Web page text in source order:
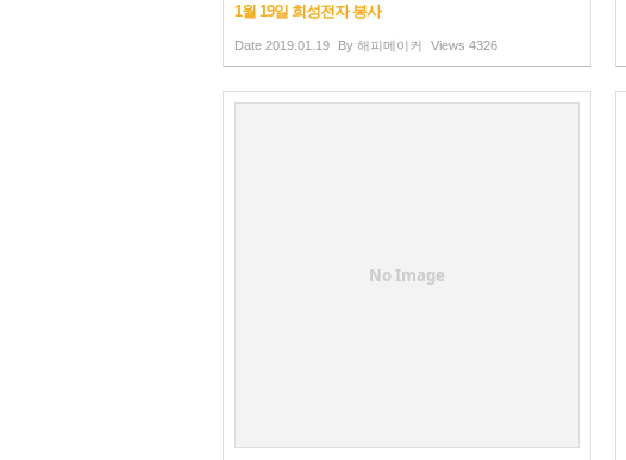
1월 19일 희성전자 봉사
Date 2019.01.19 By 해피메이커 Views 4326
No Image